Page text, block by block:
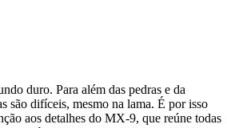
duro. Para além das pedras e da
são difíceis, mesmo na lama. É por isso
aos detalhes do MX-9, que reúne todas